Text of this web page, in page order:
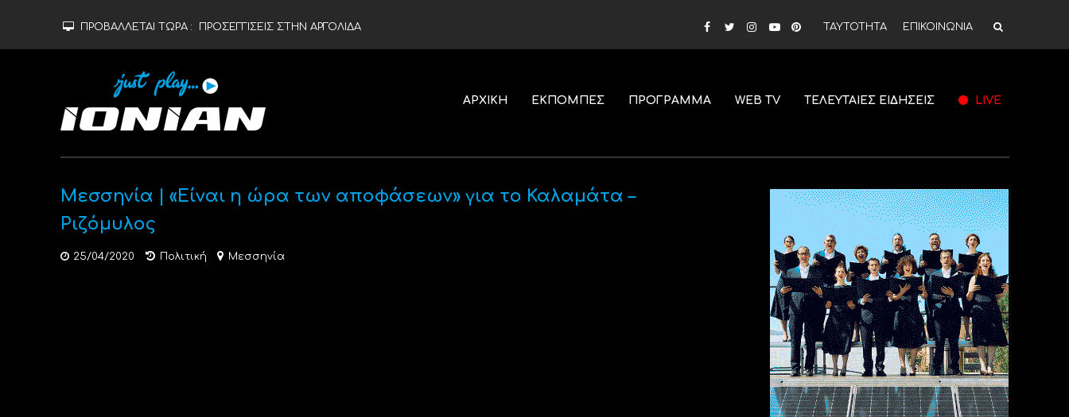
ΠΡΟΒΑΛΛΕΤΑΙ ΤΩΡΑ : ΠΡΟΣΕΓΓΙΣΕΙΣ ΣΤΗΝ ΑΡΓΟΛΙΔΑ ΤΑΥΤΟΤΗΤΑ ΕΠΙΚΟΙΝΩΝΙΑ
ΑΡΧΙΚΗ ΕΚΠΟΜΠΕΣ ΠΡΟΓΡΑΜΜΑ WEB TV ΤΕΛΕΥΤΑΙΕΣ ΕΙΔΗΣΕΙΣ LIVE
Μεσσηνία | «Είναι η ώρα των αποφάσεων» για το Καλαμάτα –
Ριζόμυλος
25/04/2020 Πολιτική Μεσσηνία